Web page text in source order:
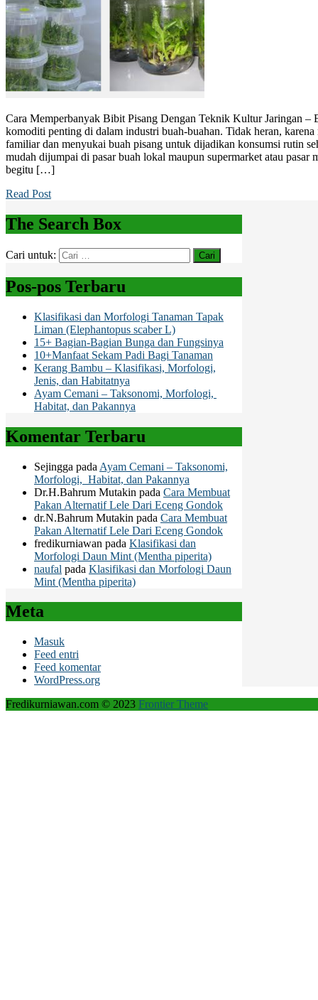
Cara Memperbanyak Bibit Pisang Dengan Teknik Kultur Jaringan –
komoditi penting di dalam industri buah-buahan. Tidak heran,
familiar dan menyukai buah pisang untuk dijadikan konsumsi rutin
mudah dijumpai di pasar buah lokal maupun supermarket atau pasar
begitu […]
Read Post
The Search Box
Cari untuk:
Pos-pos Terbaru
Klasifikasi dan Morfologi Tanaman Tapak
Liman (Elephantopus scaber L)
15+ Bagian-Bagian Bunga dan Fungsinya
10+Manfaat Sekam Padi Bagi Tanaman
Kerang Bambu – Klasifikasi, Morfologi,
Jenis, dan Habitatnya
Ayam Cemani – Taksonomi, Morfologi,
Habitat, dan Pakannya
Komentar Terbaru
Sejingga pada Ayam Cemani – Taksonomi,
Morfologi, Habitat, dan Pakannya
Dr.H.Bahrum Mutakin pada Cara Membuat
Pakan Alternatif Lele Dari Eceng Gondok
dr.N.Bahrum Mutakin pada Cara Membuat
Pakan Alternatif Lele Dari Eceng Gondok
fredikurniawan pada Klasifikasi dan
Morfologi Daun Mint (Mentha piperita)
naufal pada Klasifikasi dan Morfologi Daun
Mint (Mentha piperita)
Meta
Masuk
Feed entri
Feed komentar
WordPress.org
Fredikurniawan.com © 2023 Frontier Theme